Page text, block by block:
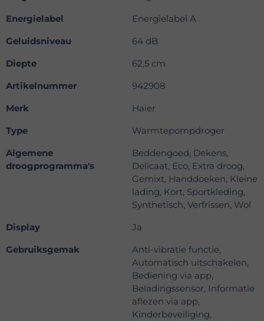
Energielabel
Energielabel A
Geluidsniveau
64 dB
Diepte
62,5 cm
Artikelnummer
942908
Merk
Haier
Type
Warmtepompdroger
Algemene
droogprogramma's
Beddengoed, Dekens,
Delicaat, Eco, Extra droog,
Gemixt, Handdoeken, Kleine
lading, Kort, Sportkleding,
Synthetisch, Verfrissen, Wol
Display
Ja
Gebruiksgemak
Anti-vibratie functie,
Automatisch uitschakelen,
Bediening via app,
Beladingssensor, Informatie
aflezen via app,
Kinderbeveiliging,